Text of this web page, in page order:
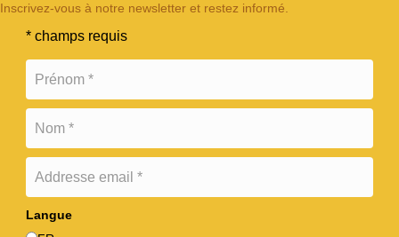
Inscrivez-vous à notre newsletter et restez informé.
* champs requis
Langue